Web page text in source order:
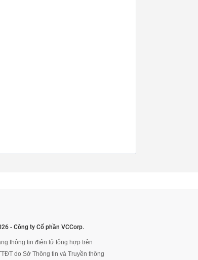
- Công ty Cổ phần VCCorp.
thông tin điện tử tổng hợp trên
do Sở Thông tin và Truyền thông